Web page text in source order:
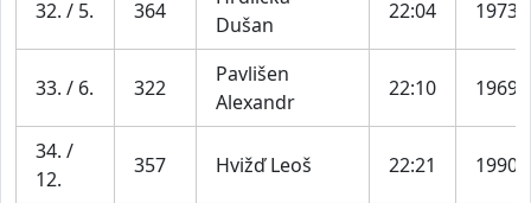
32. / 5. 364
Dušan
22:04 1973
33. / 6. 322
Pavlišen
Alexandr
22:10 1969
34. /
12.
357 Hvižď Leoš 22:21 1990